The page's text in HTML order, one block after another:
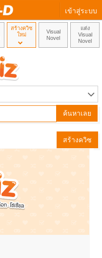
เข้าสู่ระบบ
สร้างควิซ
ใหม่
Visual
Novel
แต่ง
Visual
Novel
สร้างควิซ
ค้นหาเลย